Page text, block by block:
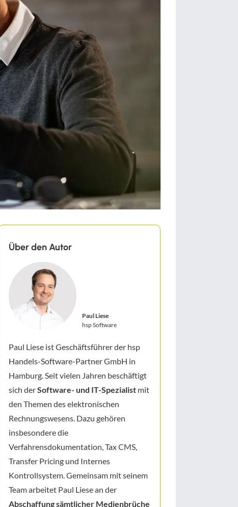
Über den Autor
Paul Liese
hsp Software
Paul Liese ist Geschäftsführer der hsp
Handels-Software-Partner GmbH in
Hamburg. Seit vielen Jahren beschäftigt
sich derSoftware- und IT-Spezialist mit
den Themen des elektronischen
Rechnungswesens. Dazu gehören
insbesondere die
Verfahrensdokumentation, Tax CMS,
Transfer Pricing und Internes
Kontrollsystem.Gemeinsam mit seinem
Team arbeitet Paul Liese an der
Abschaffung sämtlicher Medienbrüche